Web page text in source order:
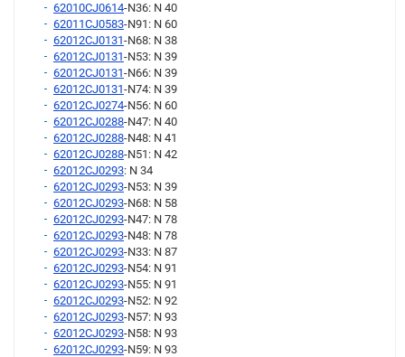
62010CJ0614-N36: N 40
62011CJ0583-N91: N 60
62012CJ0131-N68: N 38
62012CJ0131-N53: N 39
62012CJ0131-N66: N 39
62012CJ0131-N74: N 39
62012CJ0274-N56: N 60
62012CJ0288-N47: N 40
62012CJ0288-N48: N 41
62012CJ0288-N51: N 42
62012CJ0293: N 34
62012CJ0293-N53: N 39
62012CJ0293-N68: N 58
62012CJ0293-N47: N 78
62012CJ0293-N48: N 78
62012CJ0293-N33: N 87
62012CJ0293-N54: N 91
62012CJ0293-N55: N 91
62012CJ0293-N52: N 92
62012CJ0293-N57: N 93
62012CJ0293-N58: N 93
62012CJ0293-N59: N 93